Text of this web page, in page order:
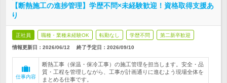
【断熱施工の進捗管理】学歴不問×未経験歓迎！資格取得支援あ
り
正社員 職種・業種未経験OK 転勤なし 学歴不問 第二新卒歓迎
情報更新日：2026/06/12 終了予定日： 2026/09/10
仕事内容
断熱工事（保温・保冷工事）の施工管理を担当します。安全・品
質・工程を管理しながら、工事が計画通りに進むよう現場全体を
まとめる仕事です。